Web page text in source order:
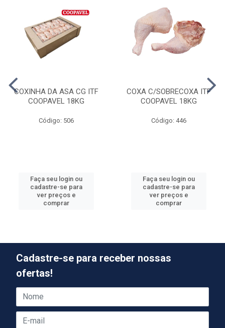
COXINHA DA ASA CG ITF
COOPAVEL 18KG
Código: 506
Faça seu login ou
cadastre-se para
ver preços e
comprar
COXA C/SOBRECOXA ITF
COOPAVEL 18KG
Código: 446
Faça seu login ou
cadastre-se para
ver preços e
comprar
Cadastre-se para receber nossas
ofertas!